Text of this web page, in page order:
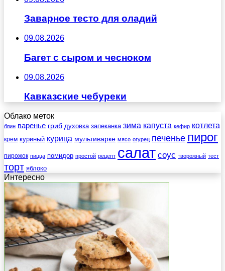
Заварное тесто для оладий
09.08.2026
Багет с сыром и чесноком
09.08.2026
Кавказские чебуреки
Облако меток
блин варенье гриб духовка запеканка зима капуста кефир котлета
крем куриный курица мультиварке мясо огурец печенье пирог
пирожок пицца помидор простой рецепт салат соус творожный тест
торт яблоко
Интересно